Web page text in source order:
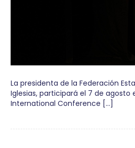
La presidenta de la Federación
Iglesias, participará el 7 de agosto
International Conference […]